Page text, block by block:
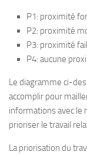
P1: proximité
P2: proximité
P3: proximité
P4: aucune
Le diagramme ci-
accomplir pour
informations avec le
prioriser le travail
La priorisation du